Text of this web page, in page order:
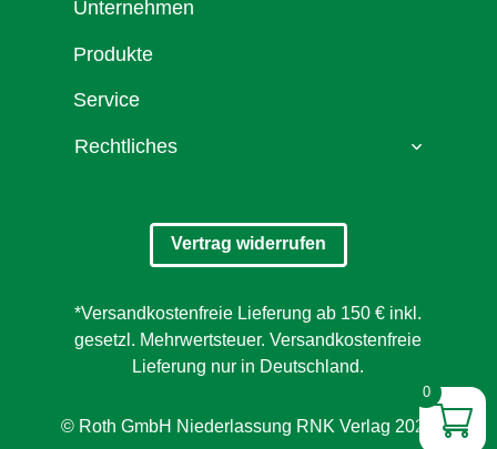
Unternehmen
Produkte
Service
Rechtliches
Vertrag widerrufen
*Versandkostenfreie Lieferung ab 150 € inkl.
gesetzl. Mehrwertsteuer. Versandkostenfreie
Lieferung nur in Deutschland.
© Roth GmbH Niederlassung RNK Verlag 2026
0